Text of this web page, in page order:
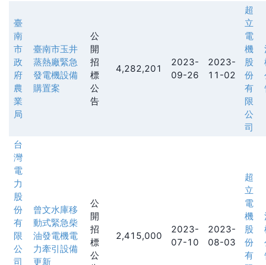
臺
南
市
政
府
農
業
局
臺南市玉井
蒸熱廠緊急
發電機設備
購置案
公
開
招
標
公
告
4,282,201
2023-
09-26
2023-
11-02
超
立
電
機
股
份
有
限
公
司
台
灣
電
力
股
份
有
限
公
司
曾文水庫移
動式緊急柴
油發電機電
力牽引設備
更新
公
開
招
標
公
2,415,000
2023-
07-10
2023-
08-03
超
立
電
機
股
份
有